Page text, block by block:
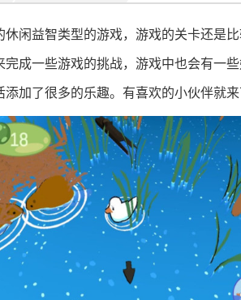
闲益智类型的游戏，游戏的关卡还是
成一些游戏的挑战，游戏中也会有一
加了很多的乐趣。有喜欢的小伙伴就来